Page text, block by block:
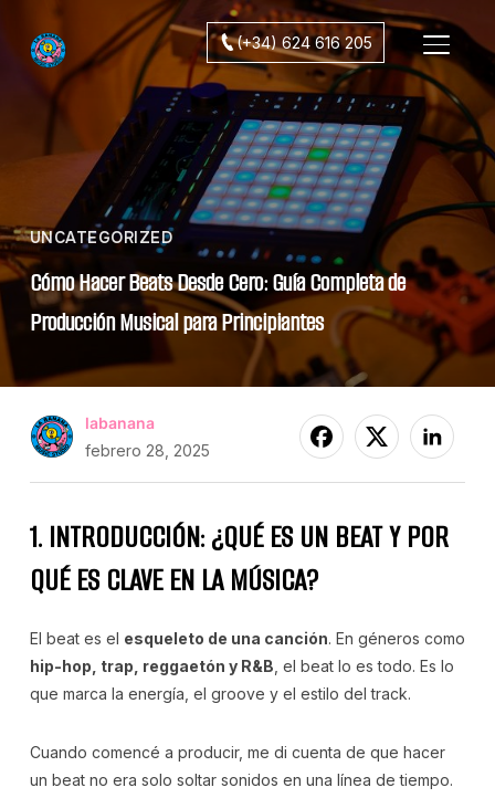
(+34) 624 616 205
UNCATEGORIZED
Cómo Hacer Beats Desde Cero: Guía Completa de
Producción Musical para Principiantes
labanana
febrero 28, 2025
1. INTRODUCCIÓN: ¿QUÉ ES UN BEAT Y POR
QUÉ ES CLAVE EN LA MÚSICA?
El beat es el esqueleto de una canción. En géneros como
hip-hop, trap, reggaetón y R&B , el beat lo es todo. Es lo
que marca la energía, el groove y el estilo del track.
Cuando comencé a producir, me di cuenta de que hacer
un beat no era solo soltar sonidos en una línea de tiempo.